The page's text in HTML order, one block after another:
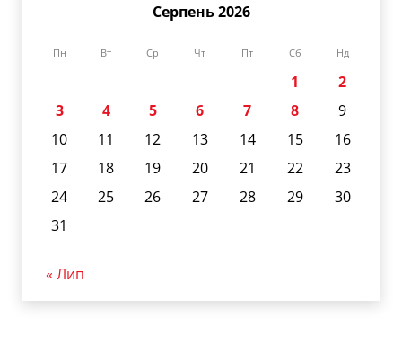
Серпень 2026
Пн Вт Ср Чт Пт Сб Нд
1
2
3
4 5 6 7 8
9
10
11 12 13 14 15
16
17
18 19 20 21 22
23
24
25 26 27 28 29
30
31
« Лип